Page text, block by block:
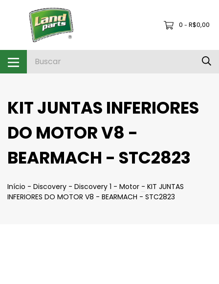
0 - R$0,00
KIT JUNTAS INFERIORES
DO MOTOR V8 -
BEARMACH - STC2823
Início - Discovery - Discovery 1 - Motor - KIT JUNTAS
INFERIORES DO MOTOR V8 - BEARMACH - STC2823